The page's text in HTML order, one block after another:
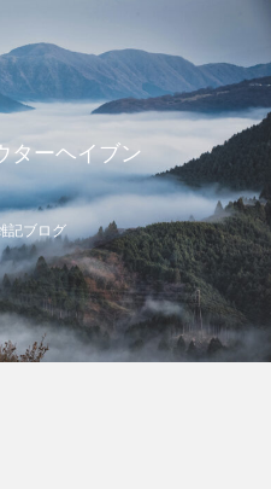
ターヘイブン
記ブログ